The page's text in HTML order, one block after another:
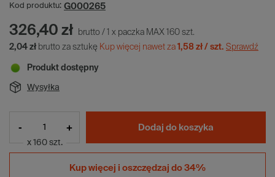
Kod produktu: G000265
326,40 zł brutto / x paczka MAX 160 szt.
2,04 zł brutto za sztukę Kup więcej nawet za 1,58 zł / szt. Sprawdź
Produkt dostępny
Wysyłka
- +
x 160 szt.
Dodaj do koszyka
Kup więcej i oszczędzaj do 34%